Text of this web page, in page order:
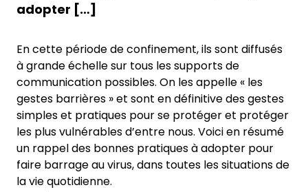
adopter […]
En cette période de confinement, ils sont diffusés
à grande échelle sur tous les supports de
communication possibles. On les appelle « les
gestes barrières » et sont en définitive des gestes
simples et pratiques pour se protéger et protéger
les plus vulnérables d’entre nous. Voici en résumé
un rappel des bonnes pratiques à adopter pour
faire barrage au virus, dans toutes les situations de
la vie quotidienne.